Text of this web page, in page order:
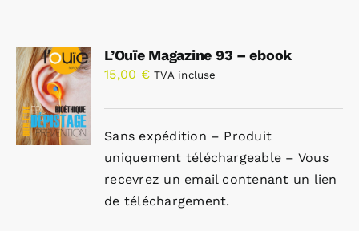
L’Ouïe Magazine 93 – ebook
15,00 € TVA incluse
Sans expédition – Produit
uniquement téléchargeable – Vous
recevrez un email contenant un lien
de téléchargement.